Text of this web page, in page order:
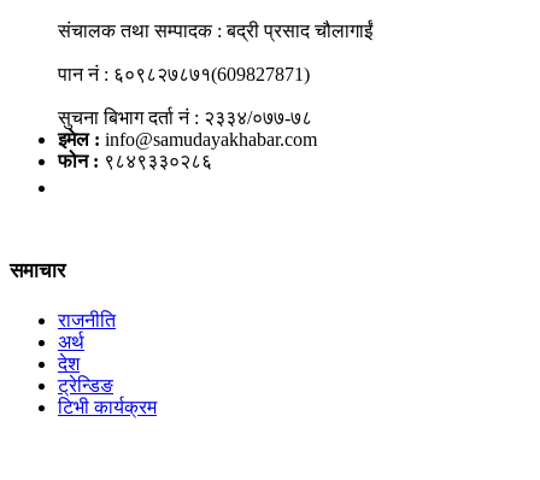
संचालक तथा सम्पादक : बद्री प्रसाद चौलागाईं
पान नं : ६०९८२७८७१(609827871)
सुचना बिभाग दर्ता नं : २३३४/०७७-७८
इमेल : info@samudayakhabar.com
फोन : ९८४९३३०२८६
समाचार
राजनीति
अर्थ
देश
ट्रेन्डिङ
टिभी कार्यक्रम